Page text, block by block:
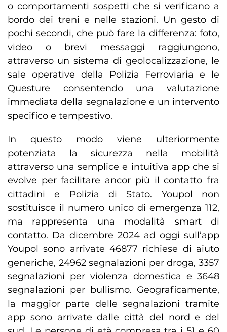
o comportamenti sospetti che si verificano a
bordo dei treni e nelle stazioni. Un gesto di
pochi secondi, che può fare la differenza: foto,
video o brevi messaggi raggiungono,
attraverso un sistema di geolocalizzazione, le
sale operative della Polizia Ferroviaria e le
Questure consentendo una valutazione
immediata della segnalazione e un intervento
specifico e tempestivo.
In questo modo viene ulteriormente
potenziata la sicurezza nella mobilità
attraverso una semplice e intuitiva app che si
evolve per facilitare ancor più il contatto fra
cittadini e Polizia di Stato. Youpol non
sostituisce il numero unico di emergenza 112,
ma rappresenta una modalità smart di
contatto. Da dicembre 2024 ad oggi sull’app
Youpol sono arrivate 46877 richiese di aiuto
generiche, 24962 segnalazioni per droga, 3357
segnalazioni per violenza domestica e 3648
segnalazioni per bullismo. Geograficamente,
la maggior parte delle segnalazioni tramite
app sono arrivate dalle città del nord e del